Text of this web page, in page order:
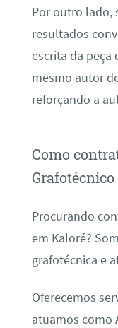
Por outro lado,
resultados
escrita da
mesmo autor
reforçando a
Como
Procurando
em Kaloré?
grafotécnica e
Oferecemos
atuamos como